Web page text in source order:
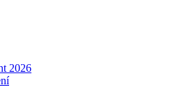
2026